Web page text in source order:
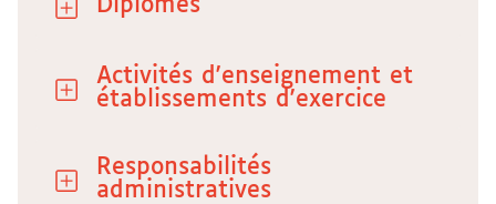
Diplômes
Activités d'enseignement et
établissements d'exercice
Responsabilités
administratives